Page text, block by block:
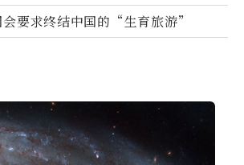
可能性
会要求终结中国的“生育旅游”